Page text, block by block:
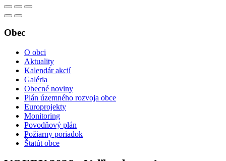
Obec
O obci
Aktuality
Kalendár akcií
Galéria
Obecné noviny
Plán územného rozvoja obce
Europrojekty
Monitoring
Povodňový plán
Požiarny poriadok
Štatút obce